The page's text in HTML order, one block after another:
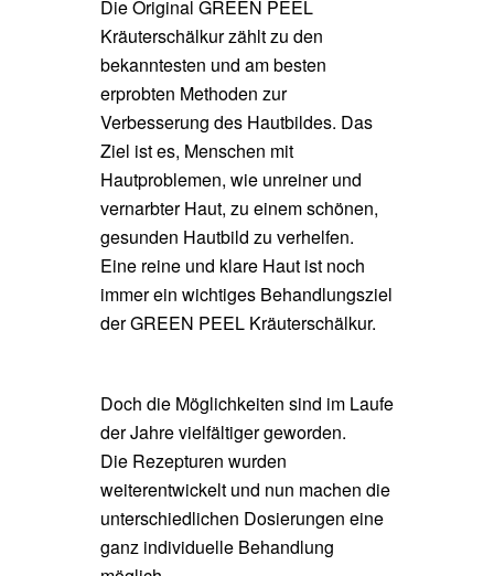
Die Original GREEN PEEL
Kräuterschälkur zählt zu den
bekanntesten und am besten
erprobten Methoden zur
Verbesserung des Hautbildes. Das
Ziel ist es, Menschen mit
Hautproblemen, wie unreiner und
vernarbter Haut, zu einem schönen,
gesunden Hautbild zu verhelfen.
Eine reine und klare Haut ist noch
immer ein wichtiges Behandlungsziel
der GREEN PEEL Kräuterschälkur.
Doch die Möglichkeiten sind im Laufe
der Jahre vielfältiger geworden.
Die Rezepturen wurden
weiterentwickelt und nun machen die
unterschiedlichen Dosierungen eine
ganz individuelle Behandlung